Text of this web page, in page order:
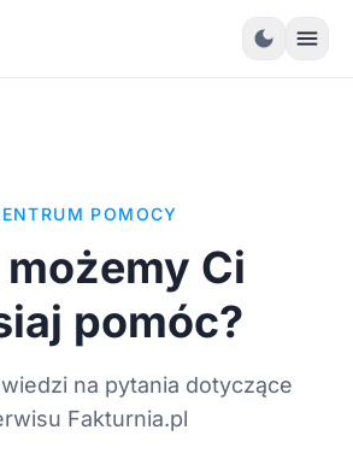
dark_mode menu
POMOCY
Ci
pomóc?
na pytania dotyczące
Fakturnia.pl